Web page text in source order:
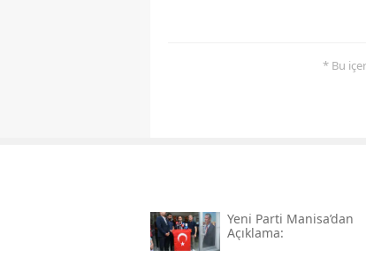
* Bu
Yeni̇ Parti Manisa’dan
Açıklama: